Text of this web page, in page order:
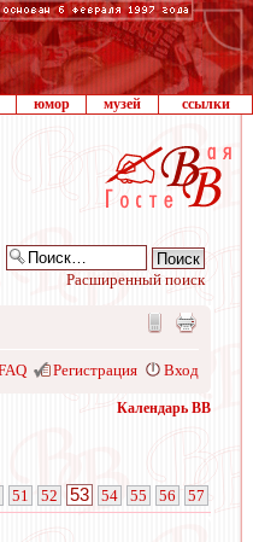
юмор музей ссылки
Расширенный поиск
Регистрация Вход
Календарь ВВ
51 52 53 54 55 56 57